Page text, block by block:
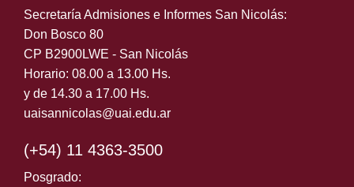
Secretaría Admisiones e Informes San Nicolás:
Don Bosco 80
CP B2900LWE - San Nicolás
Horario: 08.00 a 13.00 Hs.
y de 14.30 a 17.00 Hs.
uaisannicolas@uai.edu.ar
(+54) 11 4363-3500
Posgrado: